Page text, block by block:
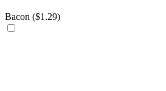
Bacon ($1.29)